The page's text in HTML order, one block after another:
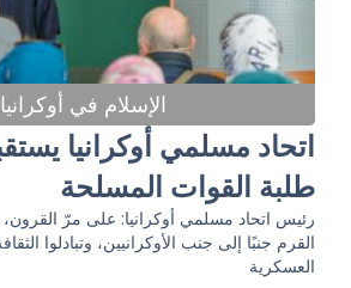
الإسلام في أوكرانيا
اتحاد مسلمي أوكرانيا
طلبة القوات المسلحة
رئيس اتحاد مسلمي أوكرانيا: على مرّ
القرم جنبًا إلى جنب الأوكرانيين، وتبادلوا
العسكرية